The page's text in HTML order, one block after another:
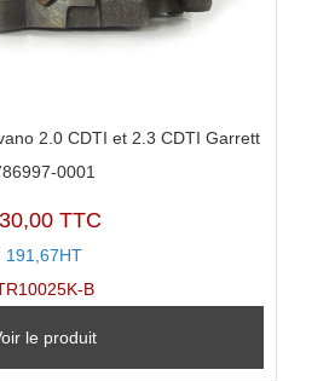
2.0 CDTI et 2.3 CDTI Garrett
0001
TTC
191,67HT
B
le produit